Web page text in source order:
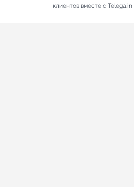
клиентов вместе с Telega.in!